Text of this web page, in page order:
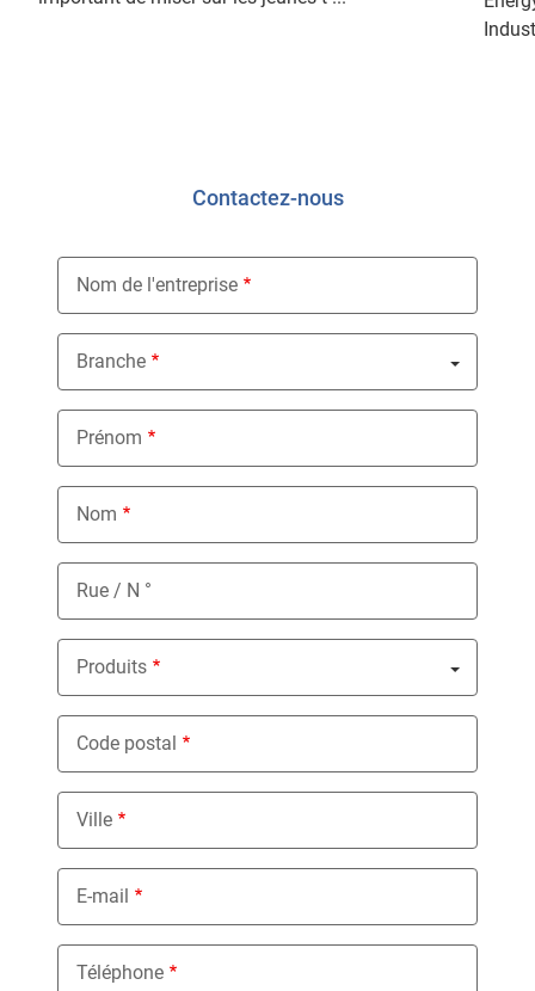
Contactez-nous
Nom de l'entreprise
Branche
Nothing selected
Prénom
Nom
Rue / N °
Produits
Nothing selected
Code postal
Ville
E-mail
Téléphone